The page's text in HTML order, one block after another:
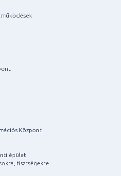
Központ
épület
tisztségekre